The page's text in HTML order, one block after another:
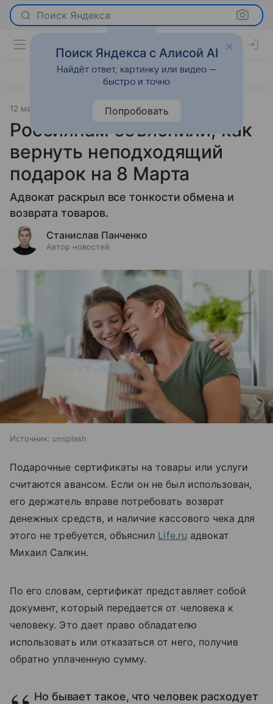
Поиск Яндекса
12 марта 2025 Новости
Россиянам объяснили, как
вернуть неподходящий
подарок на 8 Марта
Адвокат раскрыл все тонкости обмена и
возврата товаров.
Станислав Панченко
Автор новостей
Источник: unsplash
Подарочные сертификаты на товары или услуги
считаются авансом. Если он не был использован,
его держатель вправе потребовать возврат
денежных средств, и наличие кассового чека для
этого не требуется, объяснил Life.ru адвокат
Михаил Салкин.
По его словам, сертификат представляет собой
документ, который передается от человека к
человеку. Это дает право обладателю
использовать или отказаться от него, получив
обратно уплаченную сумму.
Но бывает такое, что человек расходует
Поиск Яндекса с Алисой AI
Найдёт ответ, картинку или видео —
быстро и точно
Попробовать